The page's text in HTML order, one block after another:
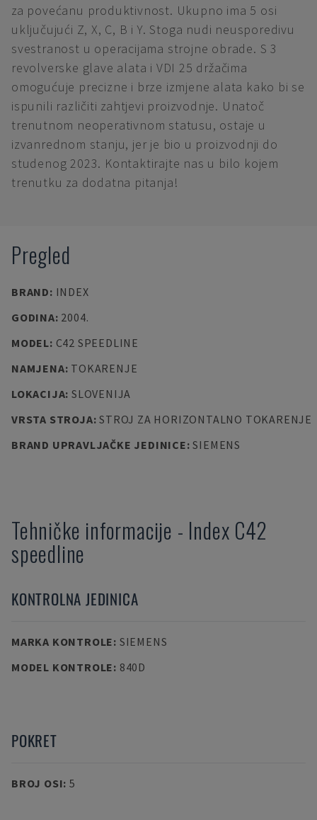
za povećanu produktivnost. Ukupno ima 5 osi
uključujući Z, X, C, B i Y. Stoga nudi neusporedivu
svestranost u operacijama strojne obrade. S 3
revolverske glave alata i VDI 25 držačima
omogućuje precizne i brze izmjene alata kako bi se
ispunili različiti zahtjevi proizvodnje. Unatoč
trenutnom neoperativnom statusu, ostaje u
izvanrednom stanju, jer je bio u proizvodnji do
studenog 2023. Kontaktirajte nas u bilo kojem
trenutku za dodatna pitanja!
Pregled
BRAND: INDEX
GODINA: 2004.
MODEL: C42 SPEEDLINE
NAMJENA: TOKARENJE
LOKACIJA: SLOVENIJA
VRSTA STROJA:STROJ ZA HORIZONTALNO TOKARENJE
BRAND UPRAVLJAČKE JEDINICE:SIEMENS
Tehničke informacije - Index C42
speedline
KONTROLNA JEDINICA
MARKA KONTROLE: SIEMENS
MODEL KONTROLE: 840D
POKRET
BROJ OSI: 5